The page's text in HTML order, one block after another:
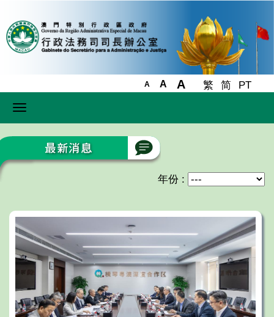
A A A 繁 简 PT
Toggle
年份 :